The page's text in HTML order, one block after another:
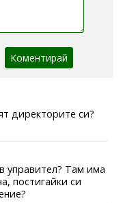
директорите си?
управител? Там има
постигайки си